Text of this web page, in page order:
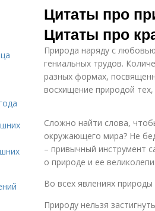
Цитаты про
Цитаты про
Природа наряду с
гениальных трудов.
разных формах,
восхищение природой
Сложно найти слова,
окружающего мира? Не
– привычный инструмент
о природе и ее
Во всех явлениях
Природу нельзя